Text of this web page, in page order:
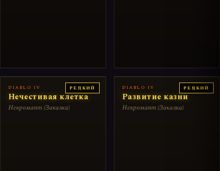
РЕДКИЙ
DIABLO IV
Нечестивая клетка
Некромант (Закалка)
РЕДКИЙ
DIABLO IV
Развитие казни
Некромант (Закалка)